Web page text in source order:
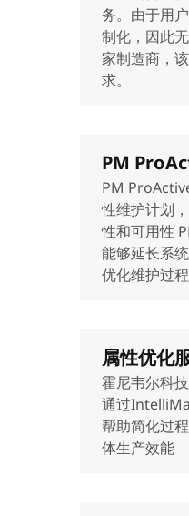
务。由于用
制化，因此
家制造商，
求。
PM
PM
性维护计划
性和可用性
能够延长系
优化维护过程
属性优化
霍尼韦尔科
通过
帮助简化过
体生产效能